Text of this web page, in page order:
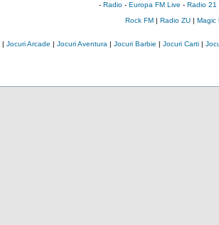
- Radio- Europa FM Live - Radio 21
Rock FM| Radio ZU| Magic
| Jocuri Arcade | Jocuri Aventura | Jocuri Barbie | Jocuri Carti|